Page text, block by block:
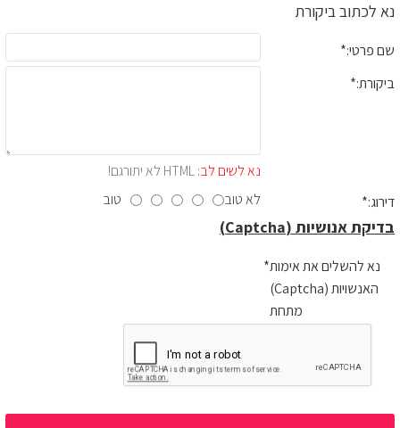
נא לכתוב ביקורת
שם פרטי:
ביקורת:
נא לשים לב:
דירוג:
לא טוב טוב
בדיקת אנושיות (Captcha)
נא להשלים את אימות
האנשויות (Captcha)
מתחת